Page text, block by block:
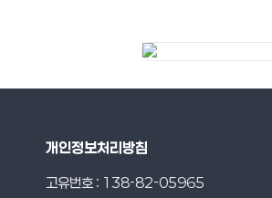
개인정보처리방침
고유번호 : 138-82-05965